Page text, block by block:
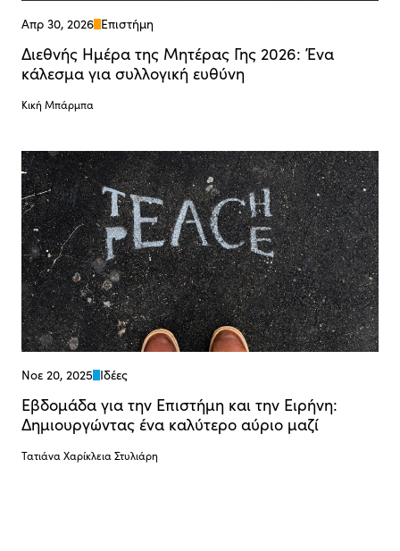
Απρ 30, 2026 Επιστήμη
Διεθνής Ημέρα της Μητέρας Γης 2026: Ένα
κάλεσμα για συλλογική ευθύνη
Κική Μπάρμπα
Νοε 20, 2025 Ιδέες
Εβδομάδα για την Επιστήμη και την Ειρήνη:
Δημιουργώντας ένα καλύτερο αύριο μαζί
Τατιάνα Χαρίκλεια Στυλιάρη